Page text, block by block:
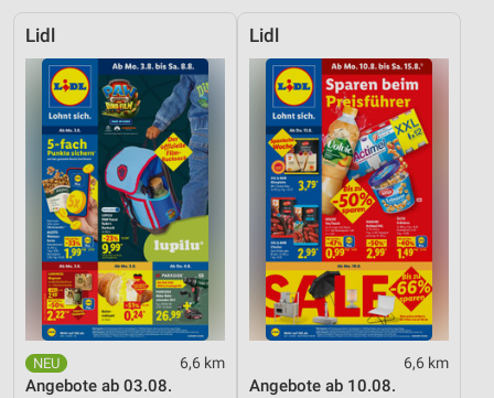
Lidl
6,6 km
Angebote ab 03.08.
Lidl
6,6 km
Angebote ab 10.08.